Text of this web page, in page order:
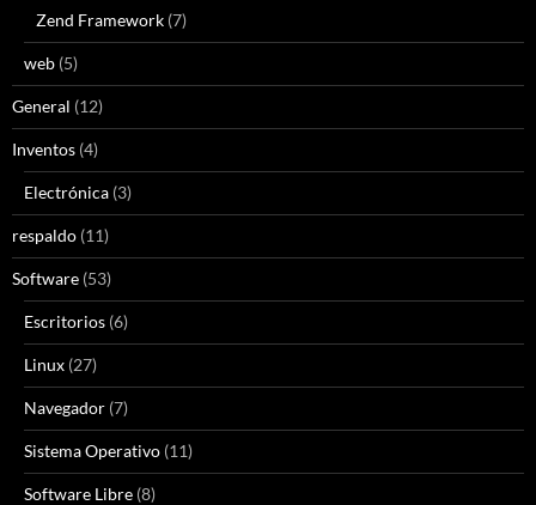
Zend Framework (7)
web (5)
General (12)
Inventos (4)
Electrónica (3)
respaldo (11)
Software (53)
Escritorios (6)
Linux (27)
Navegador (7)
Sistema Operativo (11)
Software Libre (8)